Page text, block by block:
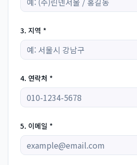
3. 지역 *
4. 연락처 *
5. 이메일 *